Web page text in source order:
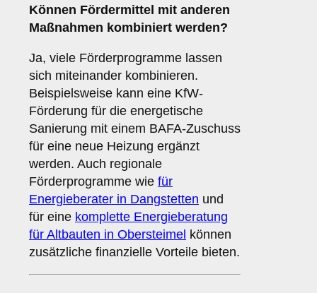
Können Fördermittel mit anderen
Maßnahmen kombiniert werden?
Ja, viele Förderprogramme lassen
sich miteinander kombinieren.
Beispielsweise kann eine KfW-
Förderung für die energetische
Sanierung mit einem BAFA-Zuschuss
für eine neue Heizung ergänzt
werden. Auch regionale
Förderprogramme wie für
Energieberater in Dangstetten und
für eine komplette Energieberatung
für Altbauten in Obersteimel können
zusätzliche finanzielle Vorteile bieten.